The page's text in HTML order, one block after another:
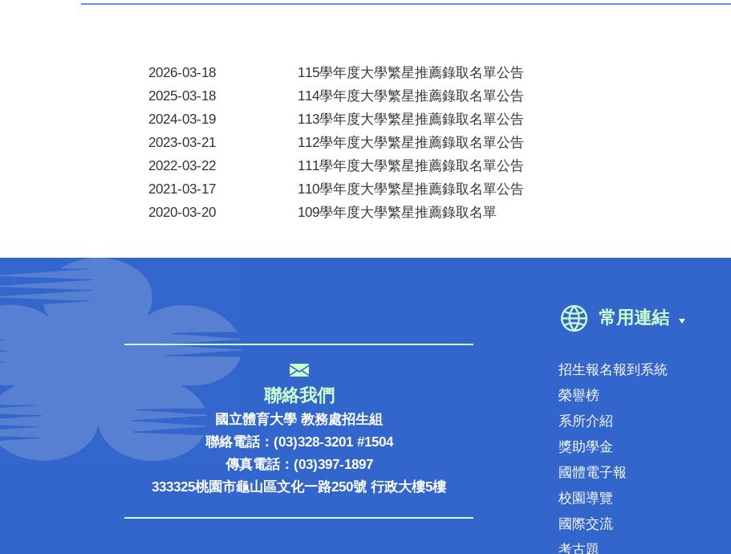
2026-03-18
115學年度大學繁星推薦錄取名單公告
2025-03-18
114學年度大學繁星推薦錄取名單公告
2024-03-19
113學年度大學繁星推薦錄取名單公告
2023-03-21
112學年度大學繁星推薦錄取名單公告
2022-03-22
111學年度大學繁星推薦錄取名單公告
2021-03-17
110學年度大學繁星推薦錄取名單公告
2020-03-20
109學年度大學繁星推薦錄取名單
聯絡我們
國立體育大學 教務處招生組
聯絡電話：(03)328-3201 #1504
傳真電話：(03)397-1897
333325桃園市龜山區文化一路250號 行政大樓5樓
常用連結
招生報名報到系統
榮譽榜
系所介紹
獎助學金
國體電子報
校園導覽
國際交流
考古題